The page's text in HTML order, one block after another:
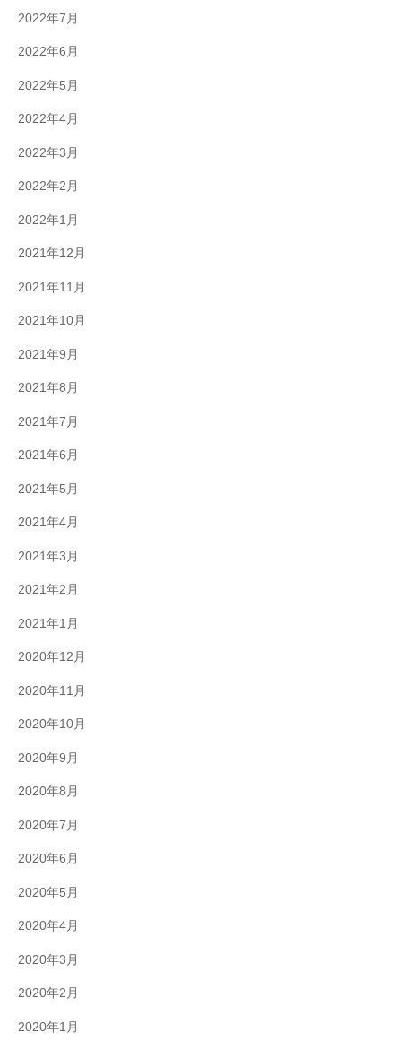
2022年7月
2022年6月
2022年5月
2022年4月
2022年3月
2022年2月
2022年1月
2021年12月
2021年11月
2021年10月
2021年9月
2021年8月
2021年7月
2021年6月
2021年5月
2021年4月
2021年3月
2021年2月
2021年1月
2020年12月
2020年11月
2020年10月
2020年9月
2020年8月
2020年7月
2020年6月
2020年5月
2020年4月
2020年3月
2020年2月
2020年1月